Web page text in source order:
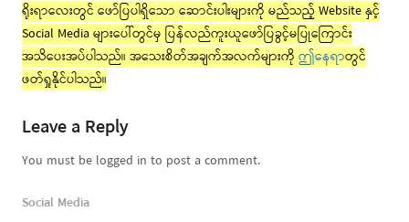
ရိုးရာလေးတွင် ဖော်ပြပါရှိသော ဆောင်းပါးများကို မည်သည့် Website နှင့်
Social Media များပေါ်တွင်မှ ပြန်လည်ကူးယူဖော်ပြခွင့်မပြုကြောင်း
အသိပေးအပ်ပါသည်။ အသေးစိတ်အချက်အလက်များကို ဤနေရာတွင်
ဖတ်ရှုနိုင်ပါသည်။
Leave a Reply
You must be logged in to post a comment.
Social Media